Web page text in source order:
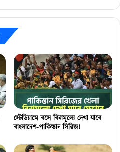
স্টেডিয়ামে বসে বিনামূল্যে দেখা যাবে
বাংলাদেশ-পাকিস্তান সিরিজ!